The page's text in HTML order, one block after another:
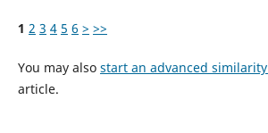
1 2 3 4 5 6 > >>
You may also start an advanced
article.